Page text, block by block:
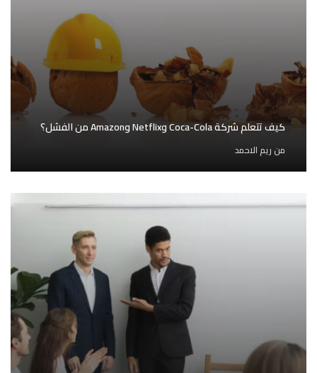
كيف تتعلم شركة Coca-Cola وNetflix وAmazon من الفشل؟
من ريم الاحمد